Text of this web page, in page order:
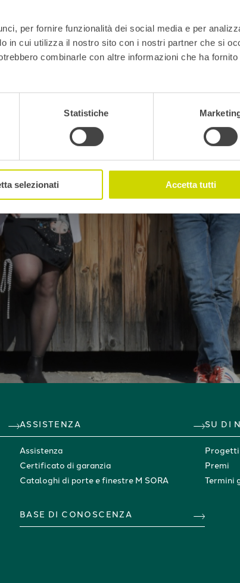
per fornire funzionalità dei social media e per
in cui utilizza il nostro sito con i nostri partner che si
combinarle con altre informazioni che ha fornito
Statistiche
selezionati Accetta tutti
ASSISTENZA
Assistenza
Certificato di garanzia
Cataloghi di porte e finestre M SORA
BASE DI CONOSCENZA
SU DI
Progetti
Premi
Termini